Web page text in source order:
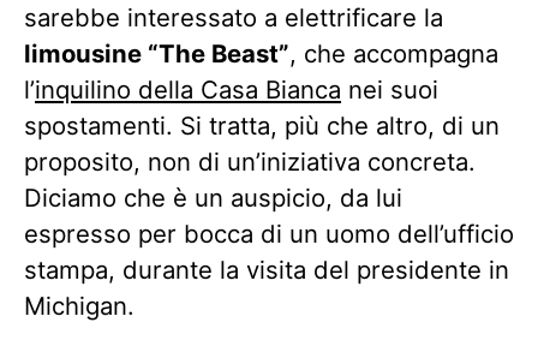
sarebbe interessato a elettrificare la
limousine “The Beast”, che accompagna
l’inquilino della Casa Bianca nei suoi
spostamenti. Si tratta, più che altro, di un
proposito, non di un’iniziativa concreta.
Diciamo che è un auspicio, da lui
espresso per bocca di un uomo dell’ufficio
stampa, durante la visita del presidente in
Michigan.